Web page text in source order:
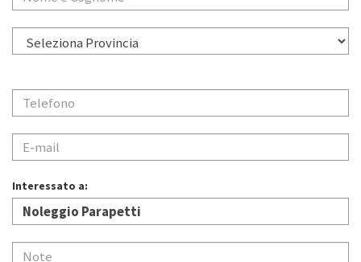
Interessato a: